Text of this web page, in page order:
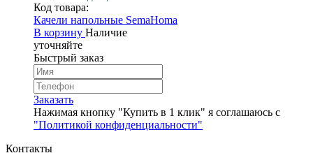
Код товара:
Качели напольные SemaHoma
В корзину Наличие
уточняйте
Быстрый заказ
Заказать
Нажимая кнопку "Купить в 1 клик" я соглашаюсь с
"Политикой конфиденциальности"
Контакты